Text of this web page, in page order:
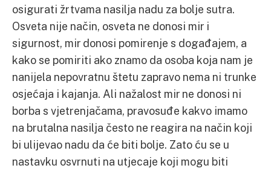
osigurati žrtvama nasilja nadu za bolje sutra.
Osveta nije način, osveta ne donosi mir i
sigurnost, mir donosi pomirenje s događajem, a
kako se pomiriti ako znamo da osoba koja nam je
nanijela nepovratnu štetu zapravo nema ni trunke
osjećaja i kajanja. Ali nažalost mir ne donosi ni
borba s vjetrenjačama, pravosuđe kakvo imamo
na brutalna nasilja često ne reagira na način koji
bi ulijevao nadu da će biti bolje. Zato ću se u
nastavku osvrnuti na utjecaje koji mogu biti